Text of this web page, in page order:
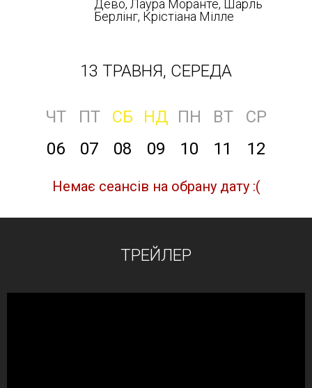
Дево, Лаура Моранте, Шарль
Берлінг, Крістіана Мілле
13 ТРАВНЯ, СЕРЕДА
ЧТ ПТ СБ НД ПН ВТ
СР
06
07 08 09 10 11 12
Немає сеансів на обрану дату :(
ТРЕЙЛЕР